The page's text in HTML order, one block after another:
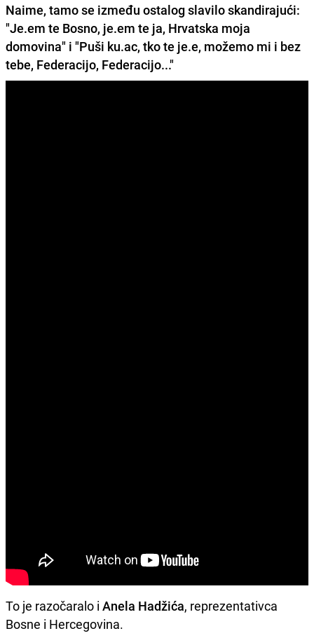
Naime, tamo se između ostalog slavilo skandirajući:
"Je.em te Bosno, je.em te ja, Hrvatska moja
domovina" i "Puši ku.ac, tko te je.e, možemo mi i bez
tebe, Federacijo, Federacijo..."
To je razočaralo i Anela Hadžića, reprezentativca
Bosne i Hercegovina.